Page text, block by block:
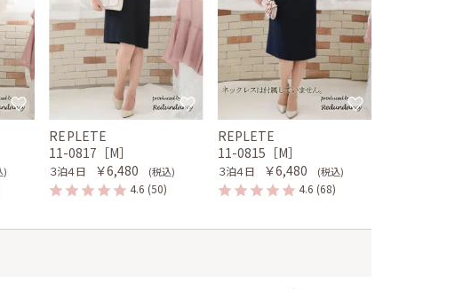
)
REPLETE
11-0817［M］
３泊４日 ￥6,480 (税込)
4.6 (50)
REPLETE
11-0815［M］
３泊４日 ￥6,480 (税込)
4.6 (68)